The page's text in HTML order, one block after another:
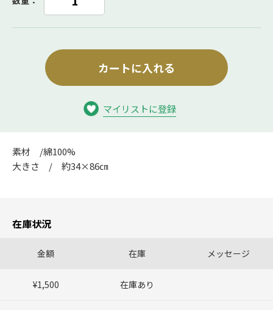
カートに入れる
マイリストに登録
素材 /綿100%
大きさ / 約34×86㎝
在庫状況
金額 在庫 メッセージ
¥1,500 在庫あり